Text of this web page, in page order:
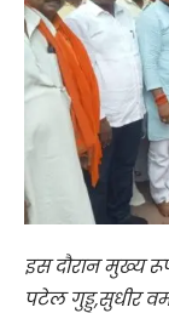
इस दौरान मुख्य रूप
पटेल गुड्डू,सुधीर